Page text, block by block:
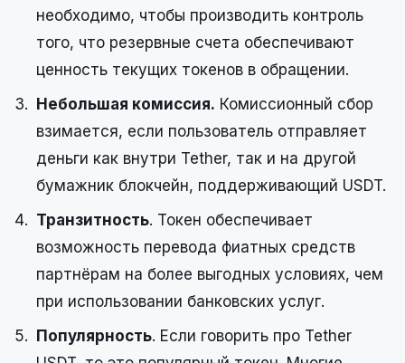
необходимо, чтобы производить контроль
того, что резервные счета обеспечивают
ценность текущих токенов в обращении.
Небольшая комиссия. Комиссионный сбор
взимается, если пользователь отправляет
деньги как внутри Tether, так и на другой
бумажник блокчейн, поддерживающий USDT.
Транзитность. Токен обеспечивает
возможность перевода фиатных средств
партнёрам на более выгодных условиях, чем
при использовании банковских услуг.
Популярность. Если говорить про Tether